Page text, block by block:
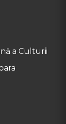
a Culturii